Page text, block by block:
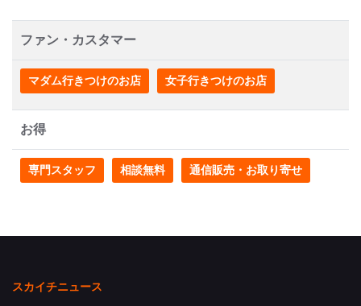
ファン・カスタマー
マダム行きつけのお店 女子行きつけのお店
お得
専門スタッフ 相談無料 通信販売・お取り寄せ
スカイチニュース